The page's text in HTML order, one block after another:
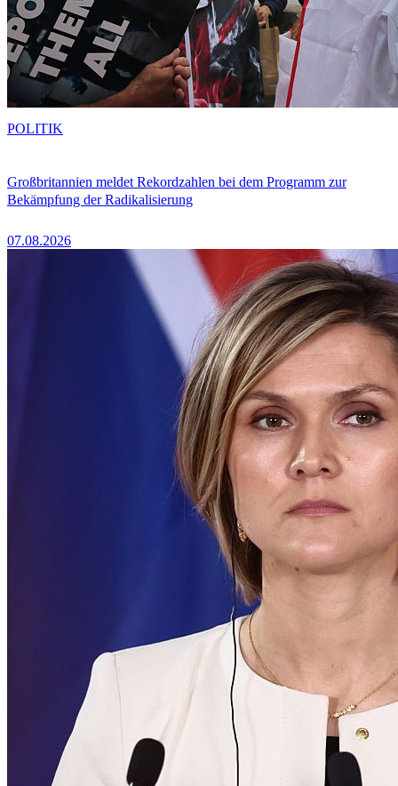
Großbritannien meldet Rekordzahlen bei dem Programm zur
Bekämpfung der Radikalisierung
07.08.2026
POLITIK